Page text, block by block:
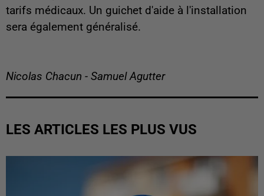
tarifs médicaux. Un guichet d'aide à l'installation
sera également généralisé.
Nicolas Chacun - Samuel Agutter
LES ARTICLES LES PLUS VUS